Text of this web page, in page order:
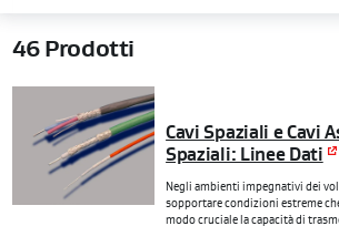
46Prodotti
Cavi Spaziali e Cavi
Spaziali: Linee Dati
Negli ambienti impegnativi dei
sopportare condizioni estreme
modo cruciale la capacità di